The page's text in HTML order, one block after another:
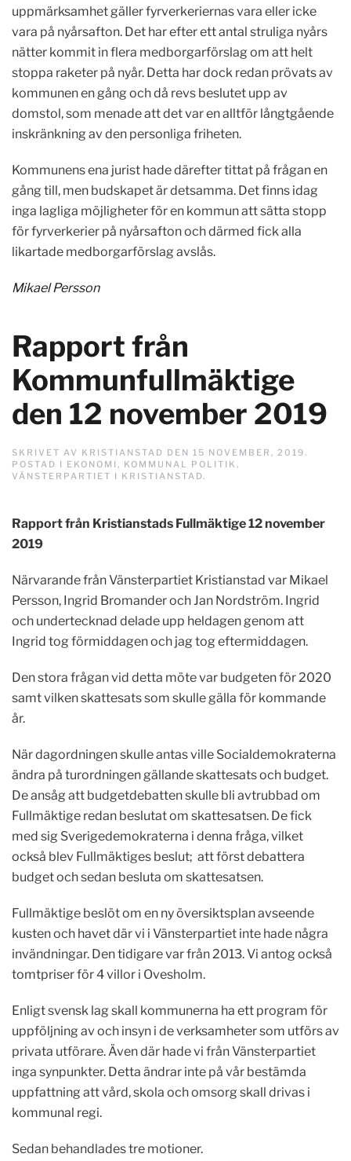
uppmärksamhet gäller fyrverkeriernas vara eller icke
vara på nyårsafton. Det har efter ett antal struliga nyårs
nätter kommit in flera medborgarförslag om att helt
stoppa raketer på nyår. Detta har dock redan prövats av
kommunen en gång och då revs beslutet upp av
domstol, som menade att det var en alltför långtgående
inskränkning av den personliga friheten.
Kommunens ena jurist hade därefter tittat på frågan en
gång till, men budskapet är detsamma. Det finns idag
inga lagliga möjligheter för en kommun att sätta stopp
för fyrverkerier på nyårsafton och därmed fick alla
likartade medborgarförslag avslås.
Mikael Persson
Rapport från
Kommunfullmäktige
den 12 november 2019
SKRIVET AV KRISTIANSTAD DEN 15 NOVEMBER, 2019.
POSTAD I EKONOMI , KOMMUNAL POLITIK ,
VÄNSTERPARTIET I KRISTIANSTAD.
Rapport från Kristianstads Fullmäktige 12 november
2019
Närvarande från Vänsterpartiet Kristianstad var Mikael
Persson, Ingrid Bromander och Jan Nordström. Ingrid
och undertecknad delade upp heldagen genom att
Ingrid tog förmiddagen och jag tog eftermiddagen.
Den stora frågan vid detta möte var budgeten för 2020
samt vilken skattesats som skulle gälla för kommande
år.
När dagordningen skulle antas ville Socialdemokraterna
ändra på turordningen gällande skattesats och budget.
De ansåg att budgetdebatten skulle bli avtrubbad om
Fullmäktige redan beslutat om skattesatsen. De fick
med sig Sverigedemokraterna i denna fråga, vilket
också blev Fullmäktiges beslut; att först debattera
budget och sedan besluta om skattesatsen.
Fullmäktige beslöt om en ny översiktsplan avseende
kusten och havet där vi i Vänsterpartiet inte hade några
invändningar. Den tidigare var från 2013. Vi antog också
tomtpriser för 4 villor i Ovesholm.
Enligt svensk lag skall kommunerna ha ett program för
uppföljning av och insyn i de verksamheter som utförs av
privata utförare. Även där hade vi från Vänsterpartiet
inga synpunkter. Detta ändrar inte på vår bestämda
uppfattning att vård, skola och omsorg skall drivas i
kommunal regi.
Sedan behandlades tre motioner.